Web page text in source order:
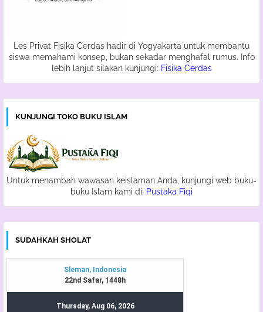
Les Privat Fisika Cerdas hadir di Yogyakarta untuk membantu
siswa memahami konsep, bukan sekadar menghafal rumus. Info
lebih lanjut silakan kunjungi: Fisika Cerdas
KUNJUNGI TOKO BUKU ISLAM
Untuk menambah wawasan keislaman Anda, kunjungi web buku-
buku Islam kami di: Pustaka Fiqi
SUDAHKAH SHOLAT